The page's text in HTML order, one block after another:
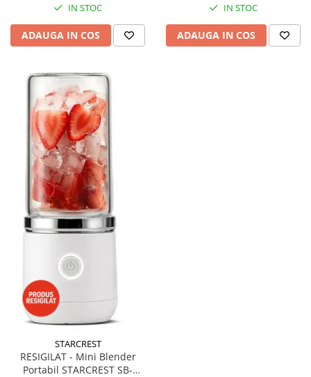
IN STOC
ADAUGA IN COS
IN STOC
ADAUGA IN COS
STARCREST
RESIGILAT - Mini Blender
Portabil STARCREST SB-